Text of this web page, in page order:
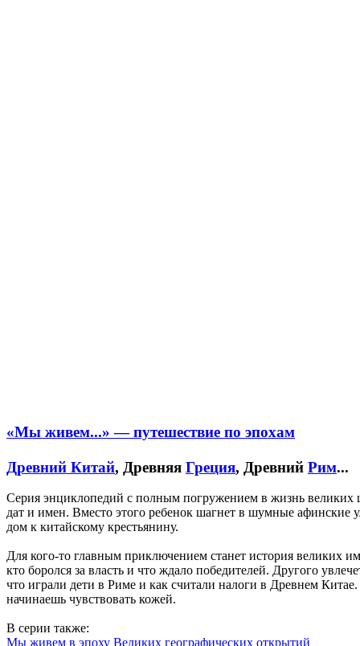
«Мы живем...» — путешествие по эпохам
Древний Китай, Древняя Греция, Древний Рим...
Серия энциклопедий с полным погружением в жизнь великих
дат и имен. Вместо этого ребенок шагнет в шумные афинские
дом к китайскому крестьянину.
Для кого-то главным приключением станет история великих
кто боролся за власть и что ждало победителей. Другого
что играли дети в Риме и как считали налоги в Древнем
начинаешь чувствовать кожей.
В серии также:
Мы живем в эпоху Великих географических открытий